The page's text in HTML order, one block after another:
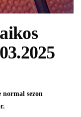
normal sezon